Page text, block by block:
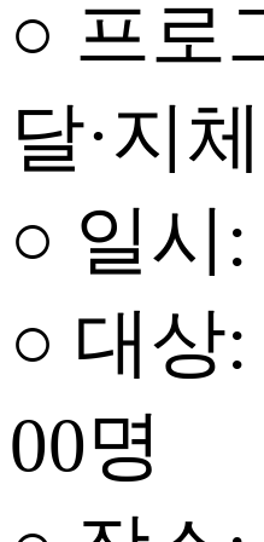
○ 프로
달·지
○ 일시:
○ 대상
00명